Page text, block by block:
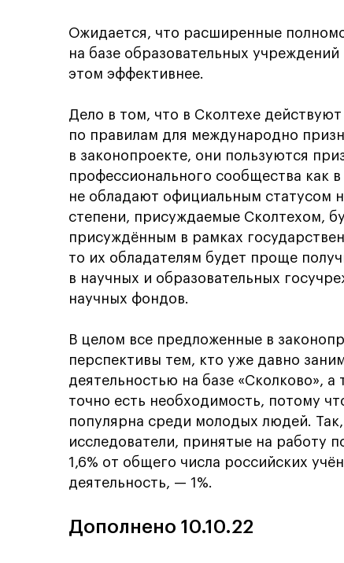
Ожидается, что расширенные
на базе образовательных
этом эффективнее.
Дело в том, что в Сколтехе действуют
по правилам для международно
в законопроекте, они пользуются
профессионального сообщества как
не обладают официальным статусом
степени, присуждаемые Сколтехом,
присуждённым в рамках
то их обладателям будет проще
в научных и образовательных
научных фондов.
В целом все предложенные в
перспективы тем, кто уже давно
деятельностью на базе «Сколково»,
точно есть необходимость, потому
популярна среди молодых людей.
исследователи, принятые на работу
1,6% от общего числа российских
деятельность, — 1%.
Дополнено 10.10.22